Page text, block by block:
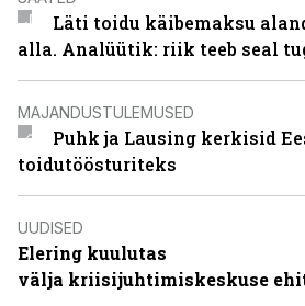
Läti toidu käibemaksu
alla. Analüütik: riik teeb seal
MAJANDUSTULEMUSED
Puhk ja Lausing kerkisid
toidutöösturiteks
UUDISED
Elering kuulutas
välja kriisijuhtimiskeskuse